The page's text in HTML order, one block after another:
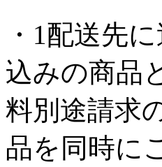
・1配送先
込みの商品
料別途請求
品を同時に